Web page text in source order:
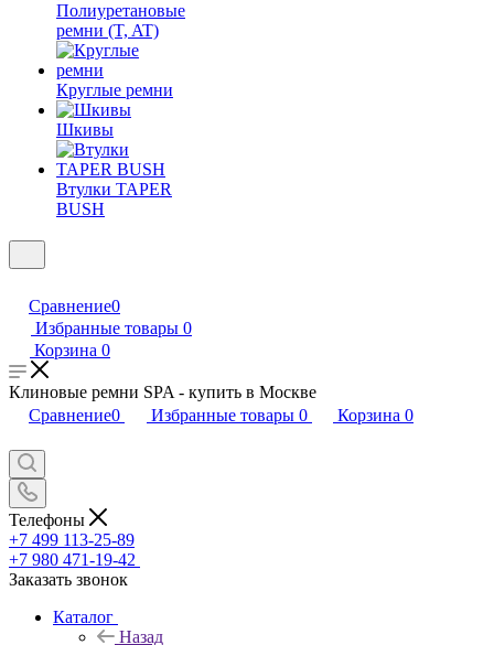
Полиуретановые
ремни (T, AT)
Круглые ремни
Шкивы
Втулки TAPER
BUSH
Сравнение0
Избранные товары 0
Корзина 0
Клиновые ремни SPA - купить в Москве
Сравнение0 Избранные товары 0 Корзина 0
Телефоны
+7 499 113-25-89
+7 980 471-19-42
Заказать звонок
Каталог
Назад